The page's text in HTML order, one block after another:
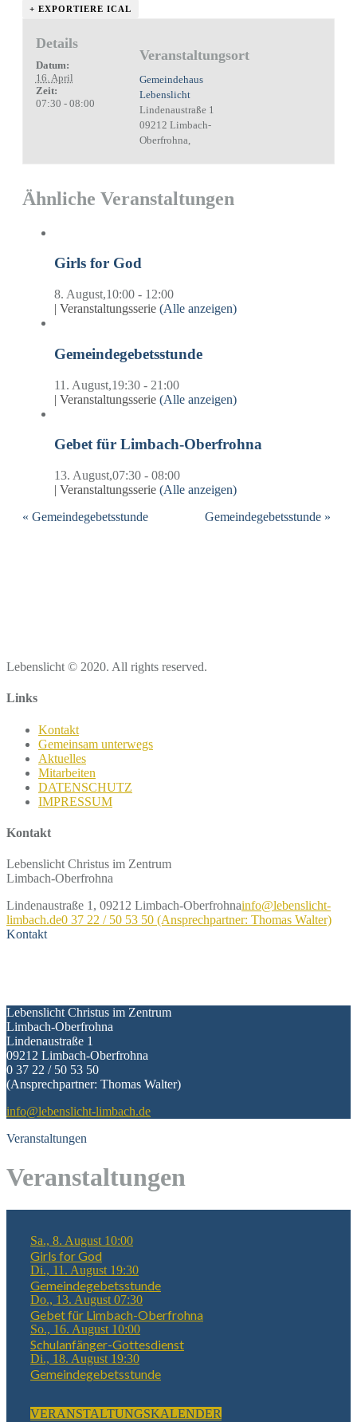
+ EXPORTIERE ICAL
Details
Datum:
16. April
Zeit:
07:30 - 08:00
Veranstaltungsort
Gemeindehaus
Lebenslicht
Lindenaustraße 1
09212 Limbach-
Oberfrohna
Ähnliche Veranstaltungen
Girls for God
8. August,10:00 - 12:00
| Veranstaltungsserie (Alle anzeigen)
Gemeindegebetsstunde
11. August,19:30 - 21:00
| Veranstaltungsserie (Alle anzeigen)
Gebet für Limbach-Oberfrohna
13. August,07:30 - 08:00
| Veranstaltungsserie (Alle anzeigen)
« Gemeindegebetsstunde Gemeindegebetsstunde »
Lebenslicht © 2020. All rights reserved.
Links
Kontakt
Gemeinsam unterwegs
Aktuelles
Mitarbeiten
DATENSCHUTZ
IMPRESSUM
Kontakt
Lebenslicht Christus im Zentrum
Limbach-Oberfrohna
Lindenaustraße 1, 09212 Limbach-Oberfrohnainfo@lebenslicht-
limbach.de0 37 22 / 50 53 50 (Ansprechpartner: Thomas Walter)
Kontakt
Lebenslicht Christus im Zentrum
Limbach-Oberfrohna
Lindenaustraße 1
09212 Limbach-Oberfrohna
0 37 22 / 50 53 50
(Ansprechpartner: Thomas Walter)
info@lebenslicht-limbach.de
Veranstaltungen
Veranstaltungen
Sa., 8. August 10:00
Girls for God
Di., 11. August 19:30
Gemeindegebetsstunde
Do., 13. August 07:30
Gebet für Limbach-Oberfrohna
So., 16. August 10:00
Schulanfänger-Gottesdienst
Di., 18. August 19:30
Gemeindegebetsstunde
VERANSTALTUNGSKALENDER